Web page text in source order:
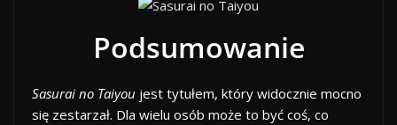
Podsumowanie
Sasurai no Taiyou jest tytułem, który widocznie mocno
się zestarzał. Dla wielu osób może to być coś, co